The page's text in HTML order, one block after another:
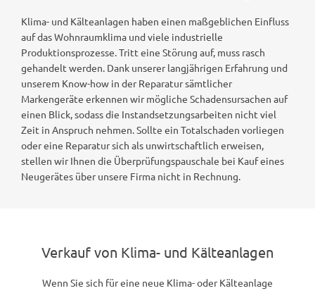
Klima- und Kälteanlagen haben einen maßgeblichen Einfluss
auf das Wohnraumklima und viele industrielle
Produktionsprozesse. Tritt eine Störung auf, muss rasch
gehandelt werden. Dank unserer langjährigen Erfahrung und
unserem Know-how in der Reparatur sämtlicher
Markengeräte erkennen wir mögliche Schadensursachen auf
einen Blick, sodass die Instandsetzungsarbeiten nicht viel
Zeit in Anspruch nehmen. Sollte ein Totalschaden vorliegen
oder eine Reparatur sich als unwirtschaftlich erweisen,
stellen wir Ihnen die Überprüfungspauschale bei Kauf eines
Neugerätes über unsere Firma nicht in Rechnung.
Verkauf von Klima- und Kälteanlagen
Wenn Sie sich für eine neue Klima- oder Kälteanlage